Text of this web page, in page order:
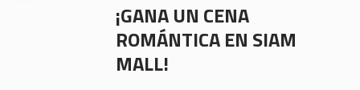
¡GANA UN CENA
ROMÁNTICA EN SIAM
MALL!